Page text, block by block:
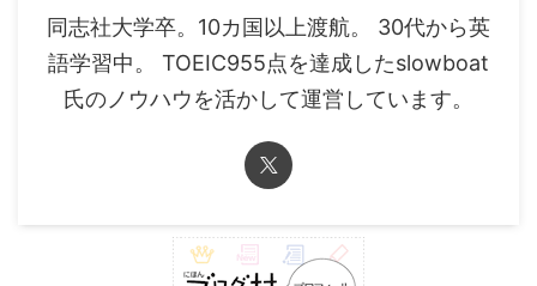
同志社大学卒。10カ国以上渡航。 30代から英
語学習中。 TOEIC955点を達成したslowboat
氏のノウハウを活かして運営しています。